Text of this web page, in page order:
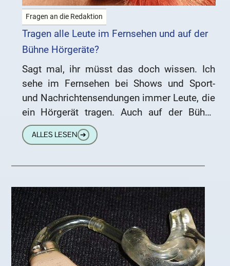
Fragen an die Redaktion
Tragen alle Leute im Fernsehen und auf der
Bühne Hörgeräte?
Sagt mal, ihr müsst das doch wissen. Ich
sehe im Fernsehen bei Shows und Sport-
und Nachrichtensendungen immer Leute, die
ein Hörgerät tragen. Auch auf der Bühne
habe ich schon
ALLES LESEN ➔